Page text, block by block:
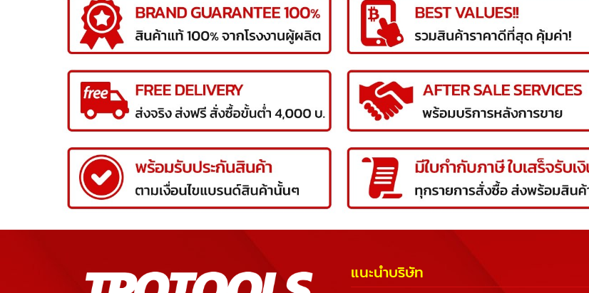
แนะนำบริษัท